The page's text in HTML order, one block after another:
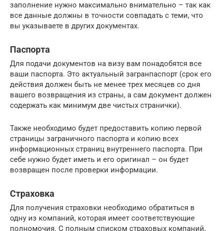
заполнение нужно максимально внимательно – так как
все данные должны в точности совпадать с теми, что
вы указываете в других документах.
Паспорта
Для подачи документов на визу вам понадобятся все
ваши паспорта. Это актуальный загранпаспорт (срок его
действия должен быть не менее трех месяцев со дня
вашего возвращения из страны, а сам документ должен
содержать как минимум две чистых странички).
Также необходимо будет предоставить копию первой
страницы заграничного паспорта и копию всех
информационных страниц внутреннего паспорта. При
себе нужно будет иметь и его оригинал – он будет
возвращен после проверки информации.
Страховка
Для получения страховки необходимо обратиться в
одну из компаний, которая имеет соответствующие
полномочия. С полным списком страховых компаний,